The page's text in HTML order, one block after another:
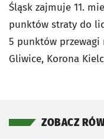
Śląsk zajmuje 11.
punktów straty do
5 punktów przewagi
Gliwice, Korona
ZOBACZ